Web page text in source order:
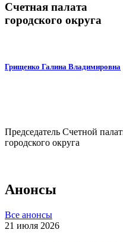
Счетная палата
городского округа
Грищенко Галина Владимировна
Председатель Счетной
городского округа
Анонсы
Все анонсы
21 июля 2026